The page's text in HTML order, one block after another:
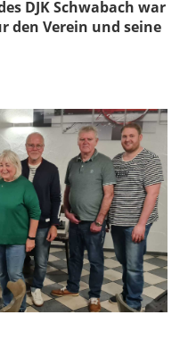
DJK Schwabach war
den Verein und seine